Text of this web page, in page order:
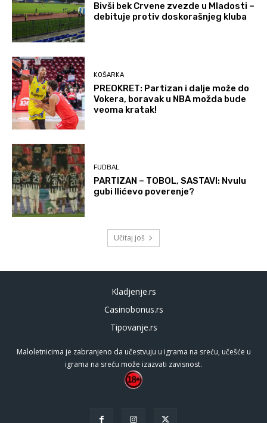
Bivši bek Crvene zvezde u Mladosti –
debituje protiv doskorašnjeg kluba
KOŠARKA
PREOKRET: Partizan i dalje može do
Vokera, boravak u NBA možda bude
veoma kratak!
FUDBAL
PARTIZAN – TOBOL, SASTAVI: Nvulu
gubi Ilićevo poverenje?
Učitaj još
Kladjenje.rs
Casinobonus.rs
Tipovanje.rs
Maloletnicima je zabranjeno da učestvuju u igrama na sreću, učešće u
igrama na sreću može izazvati zavisnost.